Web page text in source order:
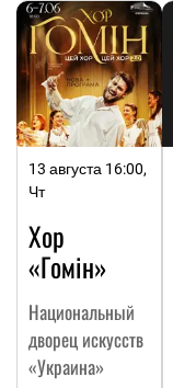
13 августа 16:00,
Чт
Хор
«Гомін»
Национальный
дворец искусств
«Украина»